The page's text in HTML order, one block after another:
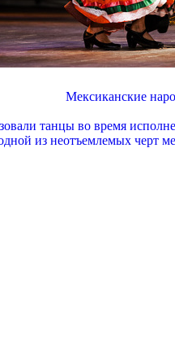
Мексиканские
танцы во время
из неотъемлемых черт